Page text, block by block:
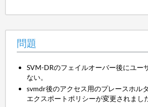
問題
SVM-DRのフェイルオーバー後にユー
ない。
svmdr後のアクセス用のプレースホル
エクスポートポリシーが変更されまし